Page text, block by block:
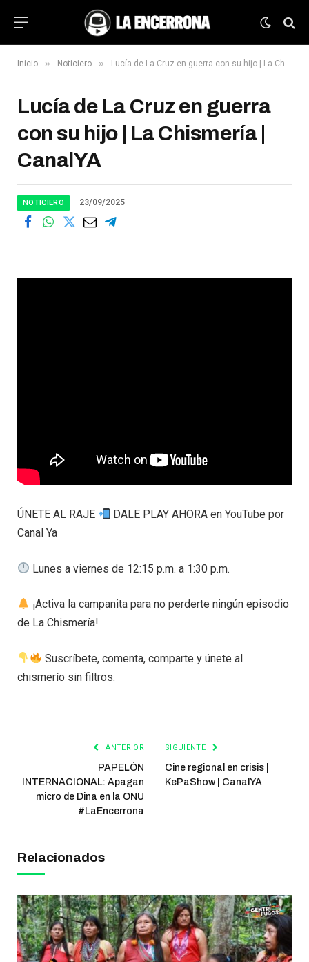
Inicio » Noticiero » Lucía de La Cruz en guerra con su hijo | La Chismería | CanalYA
Lucía de La Cruz en guerra
con su hijo | La Chismería |
CanalYA
NOTICIERO 23/09/2025
ÚNETE AL RAJE
DALE PLAY AHORA en YouTube por
Canal Ya
Lunes a viernes de 12:15 p.m. a 1:30 p.m.
¡Activa la campanita para no perderte ningún episodio
de La Chismería!
Suscríbete, comenta, comparte y únete al
chismerío sin filtros.
ANTERIOR
PAPELÓN
INTERNACIONAL: Apagan
micro de Dina en la ONU
#LaEncerrona
SIGUIENTE
Cine regional en crisis |
KePaShow | CanalYA
Relacionados